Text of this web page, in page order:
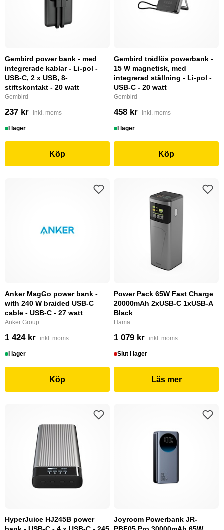
Gembird power bank - med
integrerade kablar - Li-pol -
USB-C, 2 x USB, 8-
stiftskontakt - 20 watt
Gembird
237 kr inkl. moms
I lager
Köp
Gembird trådlös powerbank -
15 W magnetisk, med
integrerad ställning - Li-pol -
USB-C - 20 watt
Gembird
458 kr inkl. moms
I lager
Köp
Anker MagGo power bank -
with 240 W braided USB-C
cable - USB-C - 27 watt
Anker Group
1 424 kr inkl. moms
I lager
Köp
Power Pack 65W Fast Charge
20000mAh 2xUSB-C 1xUSB-A
Black
Hama
1 079 kr inkl. moms
Slut i lager
Läs mer
HyperJuice HJ245B power
Joyroom Powerbank JR-